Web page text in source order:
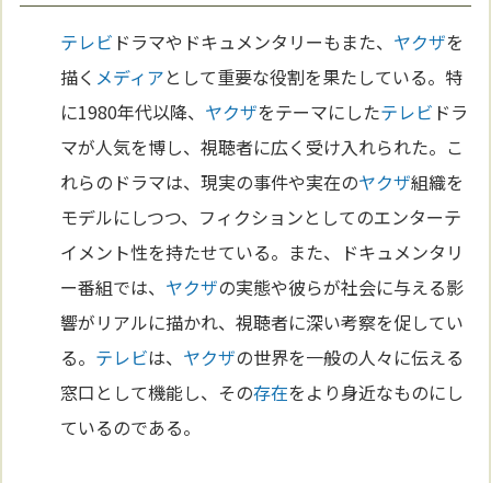
テレビ ドラマやドキュメンタリーもまた、 ヤクザを
描く メディアとして重要な役割を果たしている。特
に1980年代以降、 ヤクザをテーマにしたテレビ ドラ
マが人気を博し、視聴者に広く受け入れられた。こ
れらのドラマは、現実の事件や実在のヤクザ組織を
モデルにしつつ、フィクションとしてのエンターテ
イメント性を持たせている。また、ドキュメンタリ
ー番組では、 ヤクザの実態や彼らが社会に与える影
響がリアルに描かれ、視聴者に深い考察を促してい
る。 テレビは、 ヤクザの世界を一般の人々に伝える
窓口として機能し、その存在をより身近なものにし
ているのである。